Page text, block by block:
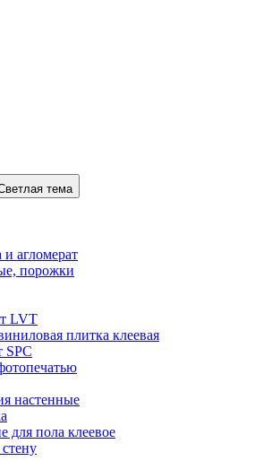
тема
и агломерат
порожки
LVT
плитка клеевая
SPC
настенные
для пола клеевое